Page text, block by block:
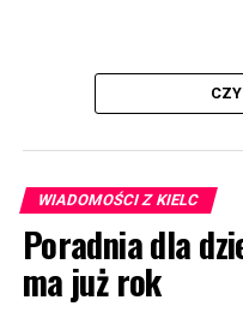
WIADOMOŚCI Z KIELC
Poradnia dla
ma już rok